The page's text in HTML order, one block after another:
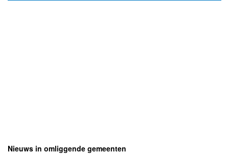
Nieuws in omliggende gemeenten